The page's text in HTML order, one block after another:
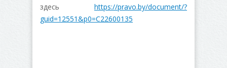
здесь https://pravo.by/document/?
guid=12551&p0=C22600135